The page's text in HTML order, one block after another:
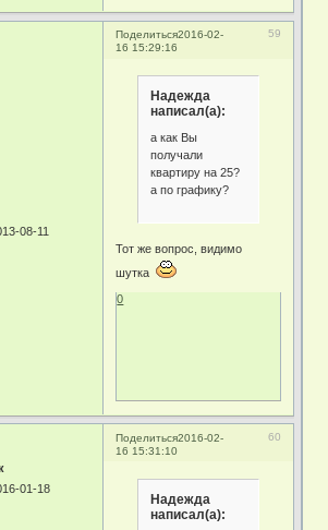
Поделиться 59
2016-02-
16 15:29:16
08-11
Надежда
написал(а):
а как Вы
получали
квартиру на 25?
а по графику?
Тот же вопрос, видимо
шутка
0
Поделиться 60
2016-02-
16 15:31:10
01-18
Надежда
написал(а):